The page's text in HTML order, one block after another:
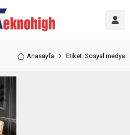
Anasayfa Etiket: Sosyal medya